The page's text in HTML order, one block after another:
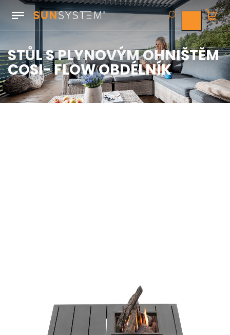
STŮL S PLYNOVÝM OHNIŠTĚM
COSI- FLOW OBDÉLNÍK